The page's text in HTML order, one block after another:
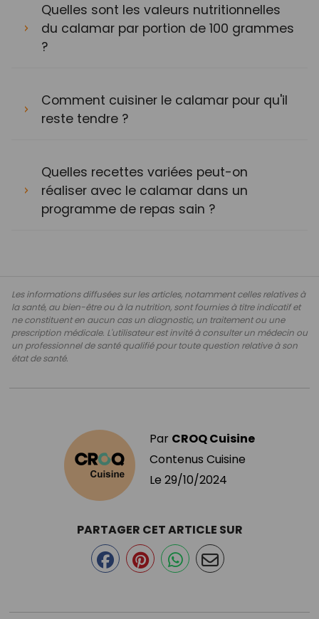
Quelles sont les valeurs nutritionnelles
du calamar par portion de 100 grammes
?
Comment cuisiner le calamar pour qu'il
reste tendre ?
Quelles recettes variées peut-on
réaliser avec le calamar dans un
programme de repas sain ?
Les informations diffusées sur les articles, notamment celles relatives à
la santé, au bien-être ou à la nutrition, sont fournies à titre indicatif et
ne constituent en aucun cas un diagnostic, un traitement ou une
prescription médicale. L'utilisateur est invité à consulter un médecin ou
un professionnel de santé qualifié pour toute question relative à son
état de santé.
Par CROQ Cuisine
Contenus Cuisine
Le 29/10/2024
PARTAGER CET ARTICLE SUR